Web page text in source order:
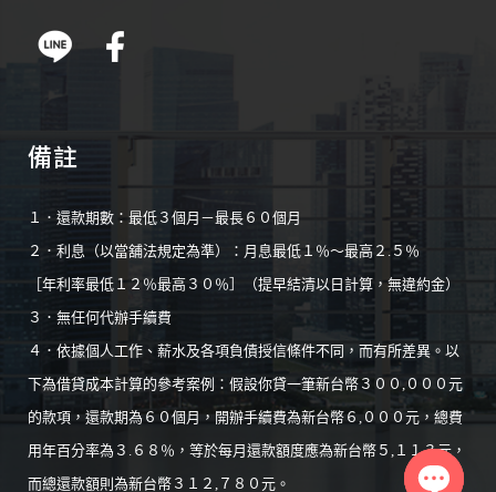
備註
１．還款期數：最低３個月－最長６０個月
２．利息（以當舖法規定為準）：月息最低１％～最高２.５％
［年利率最低１２％最高３０％］（提早結清以日計算，無違約金）
３．無任何代辦手續費
４．依據個人工作、薪水及各項負債授信條件不同，而有所差異。以
下為借貸成本計算的參考案例：假設你貸一筆新台幣３００,０００元
的款項，還款期為６０個月，開辦手續費為新台幣６,０００元，總費
用年百分率為３.６８％，等於每月還款額度應為新台幣５,１１３元，
而總還款額則為新台幣３１２,７８０元。